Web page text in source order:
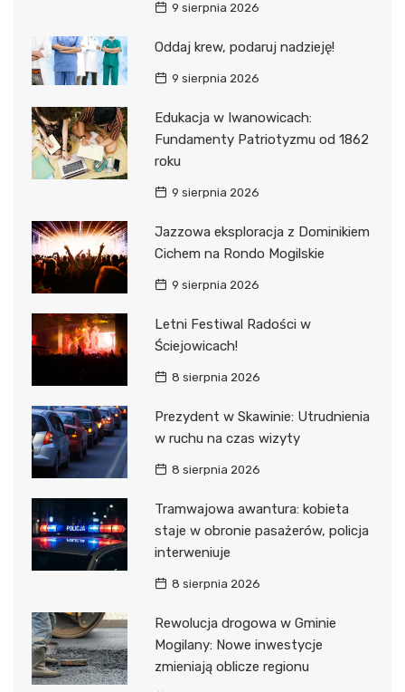
9 sierpnia 2026
Oddaj krew, podaruj nadzieję!
9 sierpnia 2026
Edukacja w Iwanowicach:
Fundamenty Patriotyzmu od 1862
roku
9 sierpnia 2026
Jazzowa eksploracja z Dominikiem
Cichem na Rondo Mogilskie
9 sierpnia 2026
Letni Festiwal Radości w
Ściejowicach!
8 sierpnia 2026
Prezydent w Skawinie: Utrudnienia
w ruchu na czas wizyty
8 sierpnia 2026
Tramwajowa awantura: kobieta
staje w obronie pasażerów, policja
interweniuje
8 sierpnia 2026
Rewolucja drogowa w Gminie
Mogilany: Nowe inwestycje
zmieniają oblicze regionu